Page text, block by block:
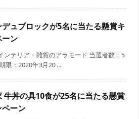
デュブロックが5名に当たる懸賞キ
ーン
ンテリア・雑貨のアラモード 当選者数：5
限：2020年3月20 ...
牛丼の具10食が25名に当たる懸賞
ーン